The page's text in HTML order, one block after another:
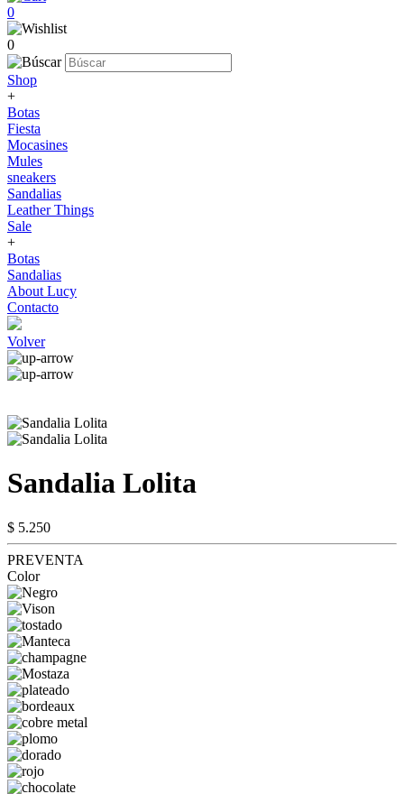
0
0
Shop
+
Botas
Fiesta
Mocasines
Mules
sneakers
Sandalias
Leather Things
Sale
+
Botas
Sandalias
About Lucy
Contacto
Volver
Sandalia Lolita
$ 5.250
PREVENTA
Color